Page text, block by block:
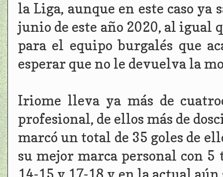
la Liga, aunque en este caso ya
junio de este año 2020, al igual
para el equipo burgalés que
esperar que no le devuelva la
Iriome lleva ya más de
profesional, de ellos más de
marcó un total de 35 goles de
su mejor marca personal con 5